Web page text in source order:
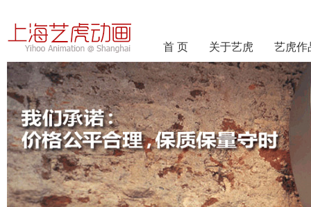
首 页 关于艺虎 艺虎作